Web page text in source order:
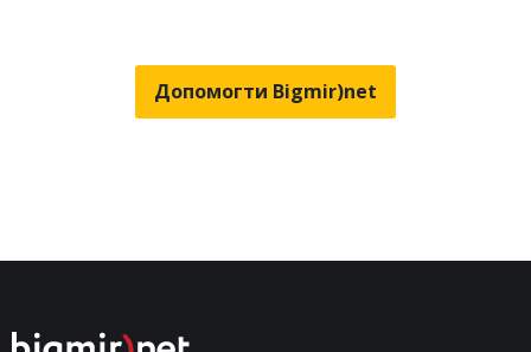
Допомогти Bigmir)net